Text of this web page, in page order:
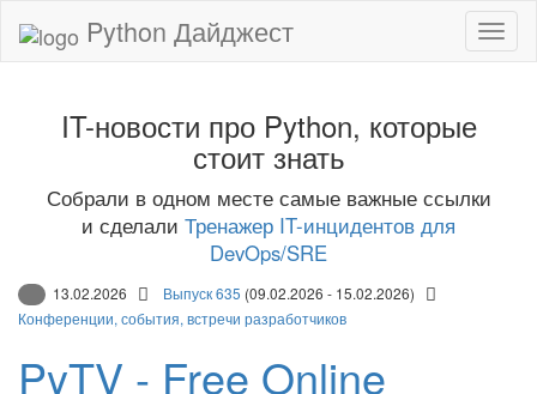
Python Дайджест
IT-новости про Python, которые
стоит знать
Собрали в одном месте самые важные ссылки
и сделали Тренажер IT-инцидентов для
DevOps/SRE
13.02.2026 Выпуск 635 (09.02.2026 - 15.02.2026)
Конференции, события, встречи разработчиков
PyTV - Free Online